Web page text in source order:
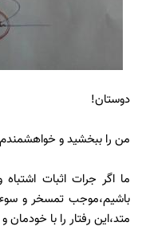
دوستان!
من را ببخشید و
ما اگر جرات اثبات
باشیم،موجب تمسخر و
متد،این رفتار را با